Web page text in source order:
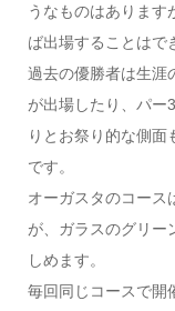
うなものはあります
ば出場することはで
過去の優勝者は生涯
が出場したり、パー
りとお祭り的な側
です。
オーガスタのコース
が、ガラスのグリー
しめます。
毎回同じコースで開